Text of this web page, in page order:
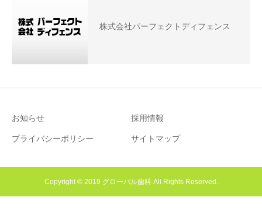
株式会社パーフェクトディフェンス
お知らせ 採用情報
プライバシーポリシー サイトマップ
Copyright © 2019 グローバル歯科 All Rights Reserved.